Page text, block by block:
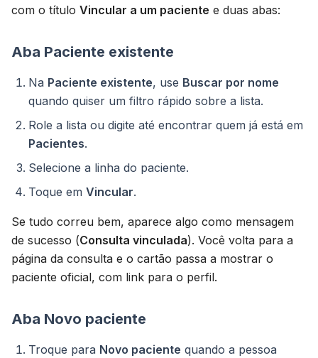
com o título Vincular a um paciente e duas abas:
Aba Paciente existente
Na Paciente existente, use Buscar por nome
quando quiser um filtro rápido sobre a lista.
Role a lista ou digite até encontrar quem já está em
Pacientes.
Selecione a linha do paciente.
Toque em Vincular.
Se tudo correu bem, aparece algo como mensagem
de sucesso (Consulta vinculada). Você volta para a
página da consulta e o cartão passa a mostrar o
paciente oficial, com link para o perfil.
Aba Novo paciente
Troque para Novo paciente quando a pessoa